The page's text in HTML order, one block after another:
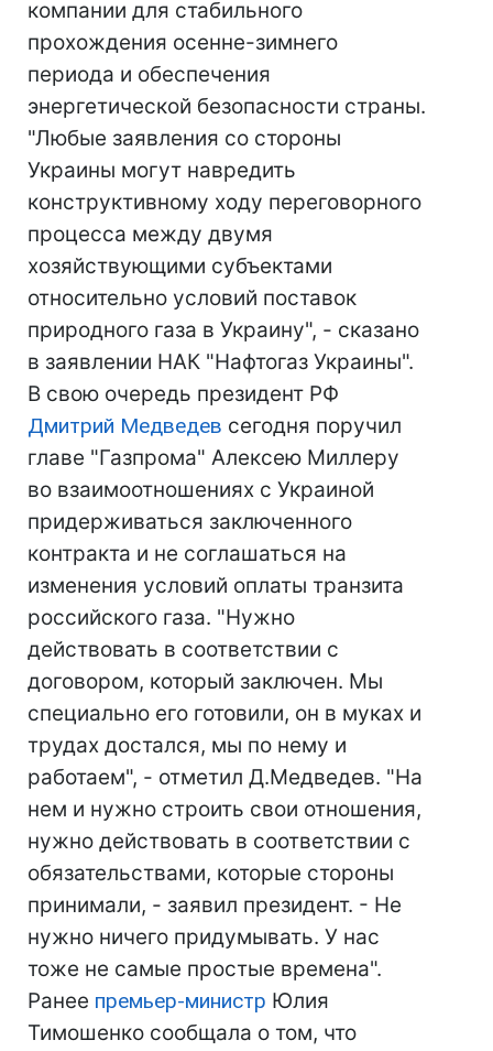
компании для стабильного
прохождения осенне-зимнего
периода и обеспечения
энергетической безопасности страны.
"Любые заявления со стороны
Украины могут навредить
конструктивному ходу переговорного
процесса между двумя
хозяйствующими субъектами
относительно условий поставок
природного газа в Украину", - сказано
в заявлении НАК "Нафтогаз Украины".
В свою очередь президент РФ
Дмитрий Медведев сегодня поручил
главе "Газпрома" Алексею Миллеру
во взаимоотношениях с Украиной
придерживаться заключенного
контракта и не соглашаться на
изменения условий оплаты транзита
российского газа. "Нужно
действовать в соответствии с
договором, который заключен. Мы
специально его готовили, он в муках и
трудах достался, мы по нему и
работаем", - отметил Д.Медведев. "На
нем и нужно строить свои отношения,
нужно действовать в соответствии с
обязательствами, которые стороны
принимали, - заявил президент. - Не
нужно ничего придумывать. У нас
тоже не самые простые времена".
Ранее премьер-министр Юлия
Тимошенко сообщала о том, что